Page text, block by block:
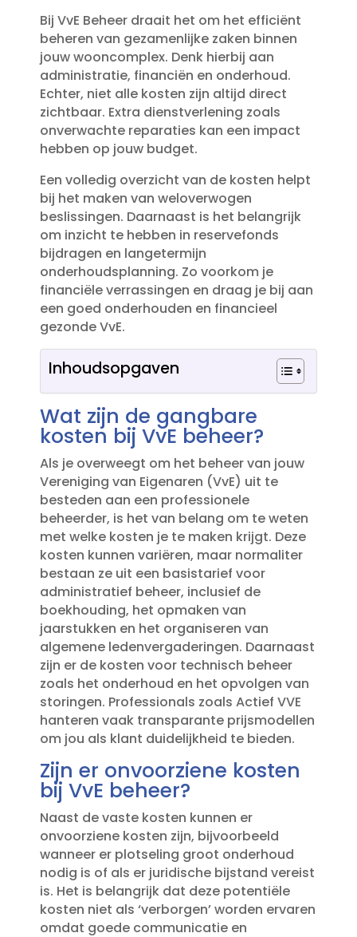
Bij VvE Beheer draait het om het efficiënt
beheren van gezamenlijke zaken binnen
jouw wooncomplex.​ Denk hierbij aan
administratie, financiën en onderhoud.​
Echter, niet alle kosten zijn altijd direct
zichtbaar.​ Extra dienstverlening zoals
onverwachte reparaties kan een impact
hebben op jouw budget.​
Een volledig overzicht van de kosten helpt
bij het maken van weloverwogen
beslissingen.​ Daarnaast is het belangrijk
om inzicht te hebben in reservefonds
bijdragen en langetermijn
onderhoudsplanning.​ Zo voorkom je
financiële verrassingen en draag je bij aan
een goed onderhouden en financieel
gezonde VvE.​
Inhoudsopgaven
Wat zijn de gangbare
kosten bij VvE beheer?
Als je overweegt om het beheer van jouw
Vereniging van Eigenaren (VvE) uit te
besteden aan een professionele
beheerder, is het van belang om te weten
met welke kosten je te maken krijgt.​ Deze
kosten kunnen variëren, maar normaliter
bestaan ze uit een basistarief voor
administratief beheer, inclusief de
boekhouding, het opmaken van
jaarstukken en het organiseren van
algemene ledenvergaderingen.​ Daarnaast
zijn er de kosten voor technisch beheer
zoals het onderhoud en het opvolgen van
storingen.​ Professionals zoals Actief VVE
hanteren vaak transparante prijsmodellen
om jou als klant duidelijkheid te bieden.​
Zijn er onvoorziene kosten
bij VvE beheer?
Naast de vaste kosten kunnen er
onvoorziene kosten zijn, bijvoorbeeld
wanneer er plotseling groot onderhoud
nodig is of als er juridische bijstand vereist
is.​ Het is belangrijk dat deze potentiële
kosten niet als ‘verborgen’ worden ervaren
omdat goede communicatie en